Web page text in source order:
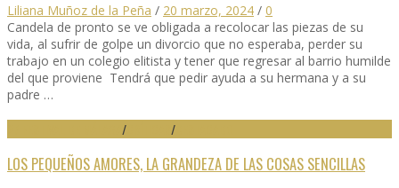
Liliana Muñoz de la Peña / 20 marzo, 2024 / 0
Candela de pronto se ve obligada a recolocar las piezas de su
vida, al sufrir de golpe un divorcio que no esperaba, perder su
trabajo en un colegio elitista y tener que regresar al barrio humilde
del que proviene Tendrá que pedir ayuda a su hermana y a su
padre …
/ /
LOS PEQUEÑOS AMORES, LA GRANDEZA DE LAS COSAS SENCILLAS